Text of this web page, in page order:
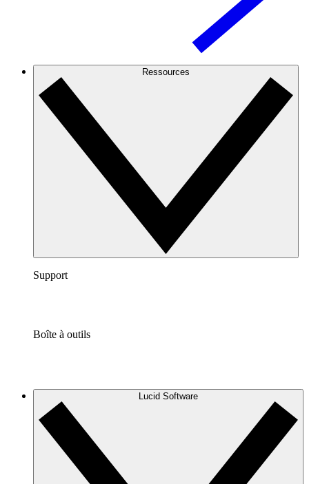
Ressources
Support
Boîte à outils
Lucid Software